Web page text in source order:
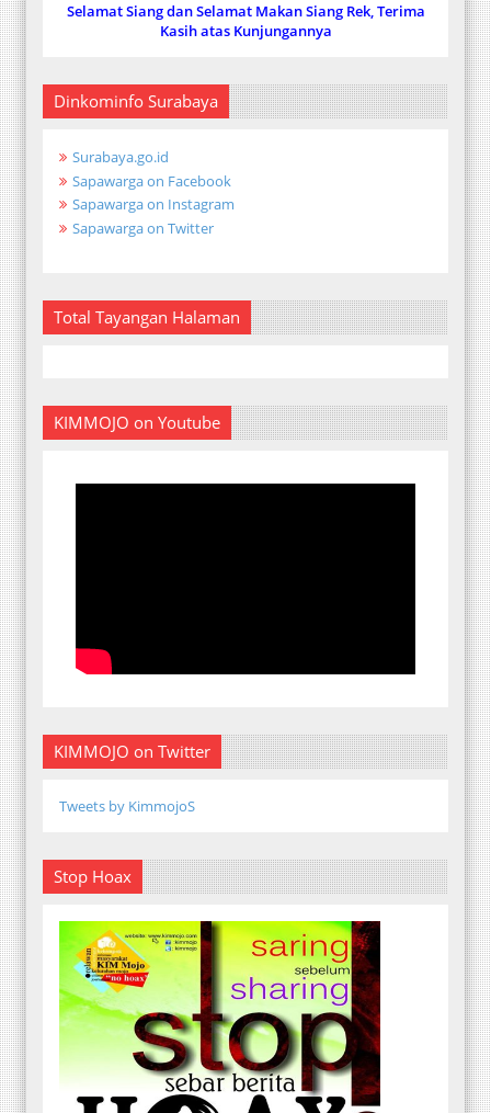
Selamat Siang dan Selamat Makan Siang Rek, Terima
Kasih atas Kunjungannya
Dinkominfo Surabaya
Surabaya.go.id
Sapawarga on Facebook
Sapawarga on Instagram
Sapawarga on Twitter
Total Tayangan Halaman
KIMMOJO on Youtube
KIMMOJO on Twitter
Tweets by KimmojoS
Stop Hoax